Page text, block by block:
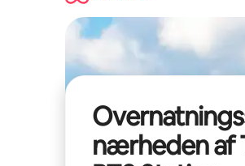
nærheden af